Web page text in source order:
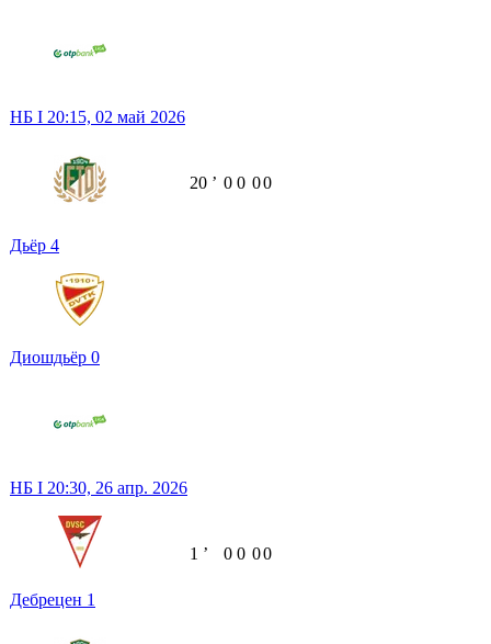
НБ I 20:15, 02 май 2026
Дьёр 4
Диошдьёр 0
20 ʼ 0 0 00
НБ I 20:30, 26 апр. 2026
Дебрецен 1
1 ʼ 0 0 00